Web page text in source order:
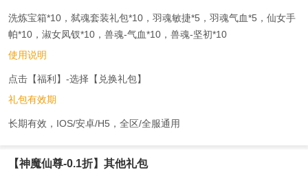
洗炼宝箱*10，弑魂套装礼包*10，羽魂敏捷*5，羽魂气血*5，仙女手
帕*10，淑女凤钗*10，兽魂-气血*10，兽魂-坚初*10
使用说明
点击【福利】-选择【兑换礼包】
礼包有效期
长期有效，IOS/安卓/H5，全区/全服通用
【神魔仙尊-0.1折】其他礼包